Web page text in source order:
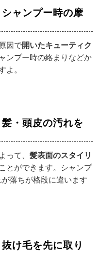
ャンプー時の摩
因で開いたキューティク
ンプー時の絡まりなどか
よ。
・頭皮の汚れを
って、 髪表面のスタイリ
ことができます。シャンプ
落ちが格段に違います
け毛を先に取り